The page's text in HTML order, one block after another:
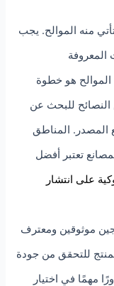
منه الموالح. يجب
المعروفة
هو خطوة
للبحث عن
المناطق
تعتبر أفضل
على انتشار
موثوقين ومعترف
للتحقق من جودة
مهمًا في اختيار